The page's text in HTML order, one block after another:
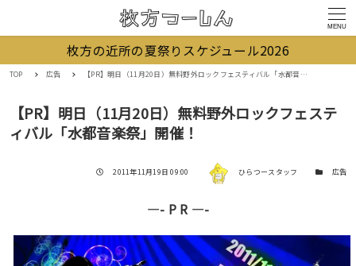
MENU
枚方の近所の夏祭りスケジュール2026
TOP 広告 【PR】明日（11月20日）無料野外ロックフェスティバル「水都音楽祭」開催！
【PR】明日（11月20日）無料野外ロックフェステ
ィバル「水都音楽祭」開催！
投稿日
2011年11月19日 09:00 著者 ひらつースタッフ カテゴリー
広告
—- P R —-